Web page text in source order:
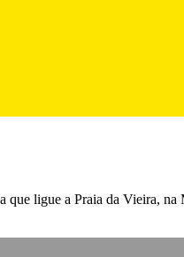
ligue a Praia da Vieira,